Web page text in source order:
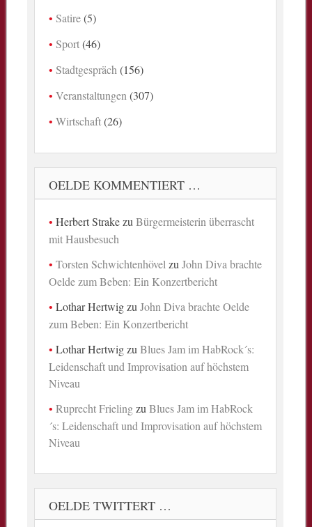
Satire(5)
Sport(46)
Stadtgespräch (156)
Veranstaltungen (307)
Wirtschaft(26)
OELDE KOMMENTIERT …
Herbert StrakezuBürgermeisterin überrascht
mit Hausbesuch
Torsten Schwichtenhövel zuJohn Diva brachte
Oelde zum Beben: Ein Konzertbericht
Lothar HertwigzuJohn Diva brachte Oelde
zum Beben: Ein Konzertbericht
Lothar HertwigzuBlues Jam im HabRock´s:
Leidenschaft und Improvisation auf höchstem
Niveau
Ruprecht FrielingzuBlues Jam im HabRock
´s: Leidenschaft und Improvisation auf höchstem
Niveau
OELDE TWITTERT …